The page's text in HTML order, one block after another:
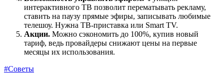
интерактивного ТВ позволит перематывать рекламу,
ставить на паузу прямые эфиры, записывать любимые
телешоу. Нужна ТВ-приставка или Smart TV.
Акции. Можно сэкономить до 100%, купив новый
тариф, ведь провайдеры снижают цены на первые
месяцы их использования.
#Советы